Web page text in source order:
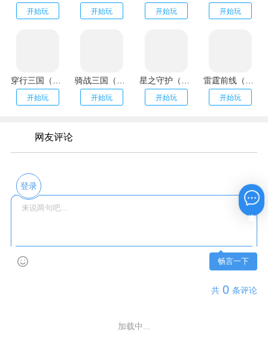
开始玩 开始玩 开始玩 开始玩
穿行三国（全武将免充）
开始玩
骑战三国（GM刷充金手指）
开始玩
星之守护（神龙送万充）
开始玩
雷霆前线（送传世100万充）
开始玩
网友评论
登录
畅言一下
共 0 条评论
加载中...